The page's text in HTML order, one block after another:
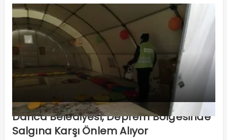
Darıca Belediyesi, Deprem Bölgesinde
Salgına Karşı Önlem Alıyor